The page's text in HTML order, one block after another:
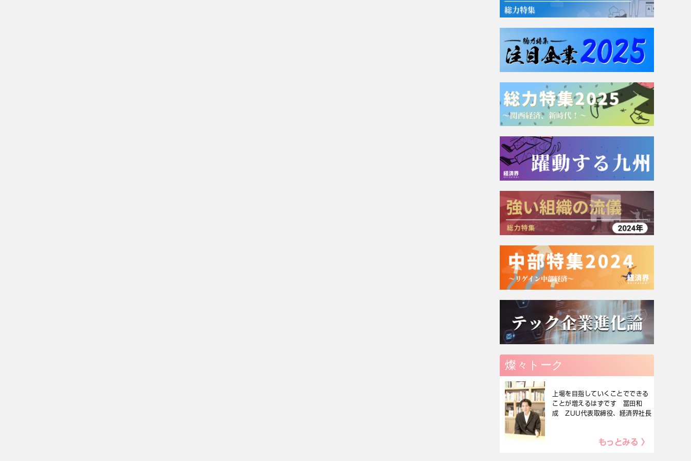
燦々トーク
上場を目指していくことでできる
ことが増えるはずです 冨田和
成 ZUU代表取締役、経済界社長
もっとみる 〉